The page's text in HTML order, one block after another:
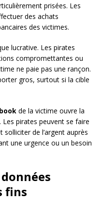
prisées. Les
des achats
des victimes.
lucrative. Les pirates
compromettantes ou
ne paie pas une rançon.
gros, surtout si la cible
de la victime ouvre la
pirates peuvent se faire
de l’argent auprès
une urgence ou un besoin
fins